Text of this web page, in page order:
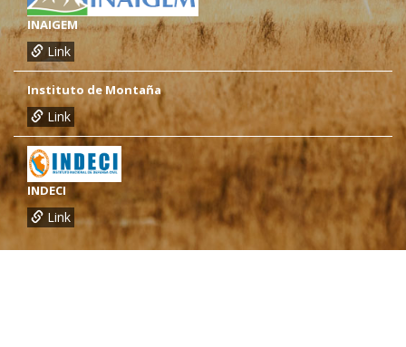
INAIGEM
Link
Instituto de Montaña
Link
INDECI
Link